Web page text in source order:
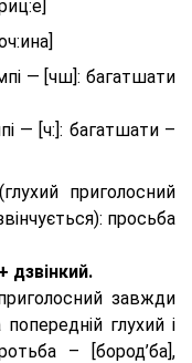
— [чш]: багатшати
— [ч:]: багатшати –
приголосний
просьба
дзвінкий.
завжди
глухий і
– [бород’ба],